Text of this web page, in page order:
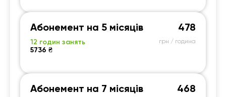
Абонемент на 5 місяців
12 годин занять
5736 ₴
478
грн / година
Абонемент на 7 місяців 468